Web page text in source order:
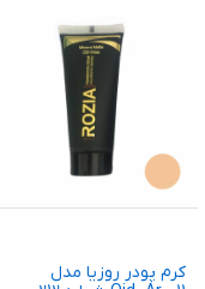
کرم پودر روزیا مدل